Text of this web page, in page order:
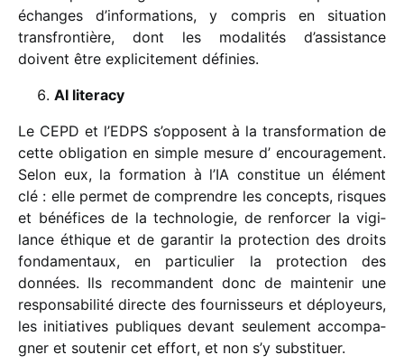
échanges d’informations, y compris en situa­tion
trans­fron­tière, dont les moda­li­tés d’assistance
doivent être expli­ci­te­ment définies.
AI lite­racy
Le CEPD et l’EDPS s’opposent à la trans­for­ma­tion de
cette obli­ga­tion en simple mesure d’ encou­ra­ge­ment.
Selon eux, la forma­tion à l’IA consti­tue un élément
clé : elle permet de comprendre les concepts, risques
et béné­fices de la tech­no­lo­gie, de renfor­cer la vigi­
lance éthique et de garan­tir la protec­tion des droits
fonda­men­taux, en parti­cu­lier la protec­tion des
données. Ils recom­mandent donc de main­te­nir une
respon­sa­bi­lité directe des four­nis­seurs et déployeurs,
les initia­tives publiques devant seule­ment accom­pa­
gner et soute­nir cet effort, et non s’y substituer.